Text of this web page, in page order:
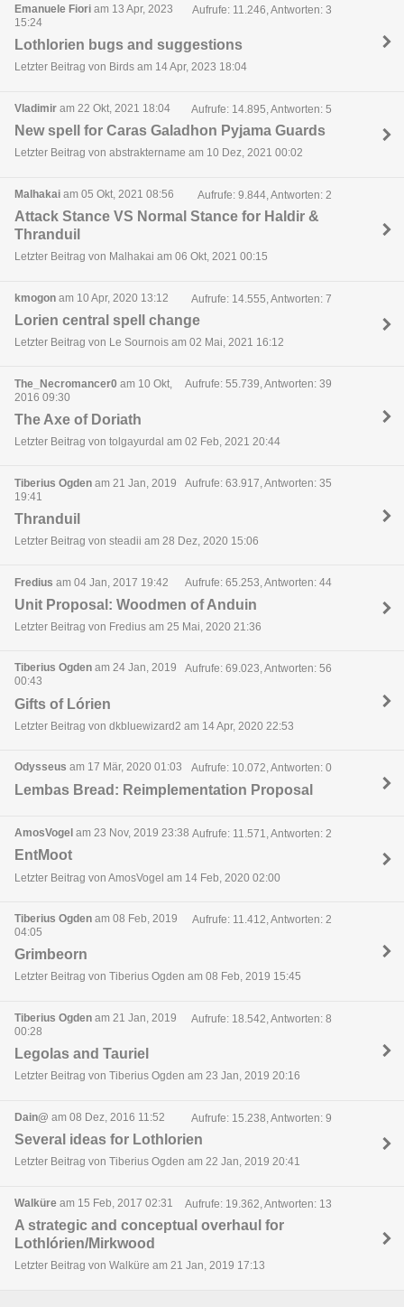
Emanuele Fiori am 13 Apr, 2023
15:24
Aufrufe: 11.246, Antworten: 3
Lothlorien bugs and suggestions
Letzter Beitrag von Birds am 14 Apr, 2023 18:04
Vladimir am 22 Okt, 2021 18:04 Aufrufe: 14.895, Antworten: 5
New spell for Caras Galadhon Pyjama Guards
Letzter Beitrag von abstraktername am 10 Dez, 2021 00:02
Malhakai am 05 Okt, 2021 08:56 Aufrufe: 9.844, Antworten: 2
Attack Stance VS Normal Stance for Haldir &
Thranduil
Letzter Beitrag von Malhakai am 06 Okt, 2021 00:15
kmogon am 10 Apr, 2020 13:12 Aufrufe: 14.555, Antworten: 7
Lorien central spell change
Letzter Beitrag von Le Sournois am 02 Mai, 2021 16:12
The_Necromancer0 am 10 Okt,
2016 09:30
Aufrufe: 55.739, Antworten: 39
The Axe of Doriath
Letzter Beitrag von tolgayurdal am 02 Feb, 2021 20:44
Tiberius Ogden am 21 Jan, 2019
19:41
Aufrufe: 63.917, Antworten: 35
Thranduil
Letzter Beitrag von steadii am 28 Dez, 2020 15:06
Fredius am 04 Jan, 2017 19:42 Aufrufe: 65.253, Antworten: 44
Unit Proposal: Woodmen of Anduin
Letzter Beitrag von Fredius am 25 Mai, 2020 21:36
Tiberius Ogden am 24 Jan, 2019
00:43
Aufrufe: 69.023, Antworten: 56
Gifts of Lórien
Letzter Beitrag von dkbluewizard2 am 14 Apr, 2020 22:53
Odysseus am 17 Mär, 2020 01:03 Aufrufe: 10.072, Antworten: 0
Lembas Bread: Reimplementation Proposal
AmosVogel am 23 Nov, 2019 23:38 Aufrufe: 11.571, Antworten: 2
EntMoot
Letzter Beitrag von AmosVogel am 14 Feb, 2020 02:00
Tiberius Ogden am 08 Feb, 2019
04:05
Aufrufe: 11.412, Antworten: 2
Grimbeorn
Letzter Beitrag von Tiberius Ogden am 08 Feb, 2019 15:45
Tiberius Ogden am 21 Jan, 2019
00:28
Aufrufe: 18.542, Antworten: 8
Legolas and Tauriel
Letzter Beitrag von Tiberius Ogden am 23 Jan, 2019 20:16
Dain@ am 08 Dez, 2016 11:52 Aufrufe: 15.238, Antworten: 9
Several ideas for Lothlorien
Letzter Beitrag von Tiberius Ogden am 22 Jan, 2019 20:41
Walküre am 15 Feb, 2017 02:31 Aufrufe: 19.362, Antworten: 13
A strategic and conceptual overhaul for
Lothlórien/Mirkwood
Letzter Beitrag von Walküre am 21 Jan, 2019 17:13